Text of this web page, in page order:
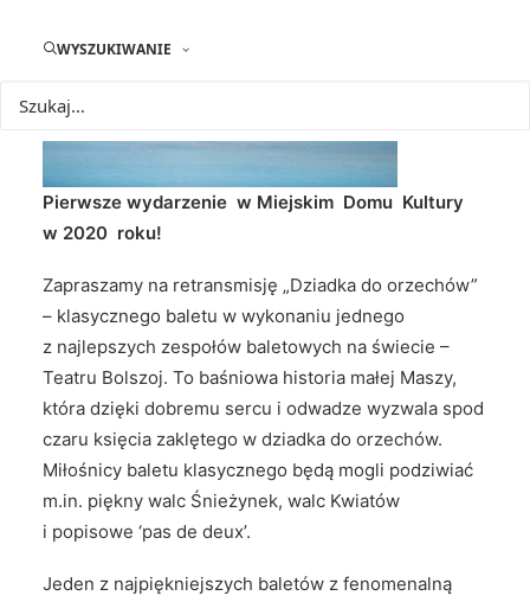
WYSZUKIWANIE
Pierwsze wydarzenie w Miejskim Domu Kultury
w 2020 roku!
Zapraszamy na retransmisję „Dziadka do orzechów”
– klasycznego baletu w wykonaniu jednego
z najlepszych zespołów baletowych na świecie –
Teatru Bolszoj. To baśniowa historia małej Maszy,
która dzięki dobremu sercu i odwadze wyzwala spod
czaru księcia zaklętego w dziadka do orzechów.
Miłośnicy baletu klasycznego będą mogli podziwiać
m.in. piękny walc Śnieżynek, walc Kwiatów
i popisowe ‘pas de deux’.
Jeden z najpiękniejszych baletów z fenomenalną